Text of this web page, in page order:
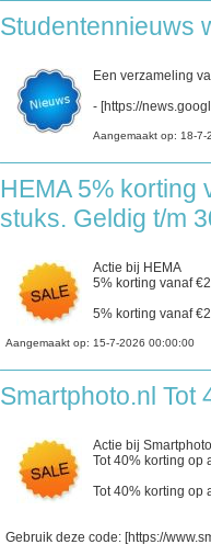
Studentennieuws
Een verzameling
- [https://
Aangemaakt op: 18-7-
HEMA 5% korting
stuks. Geldig t/m
Actie bij HEMA
5% korting vanaf
5% korting vanaf
Aangemaakt op: 15-7-2026 00:00:00
Smartphoto.nl Tot
Actie bij
Tot 40% korting op
Tot 40% korting op
Gebruik deze code: [https://